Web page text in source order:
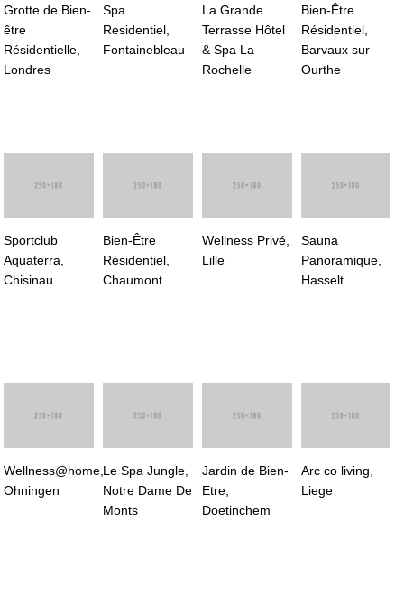
Grotte de Bien-
être
Résidentielle,
Londres
Spa
Residentiel,
Fontainebleau
La Grande
Terrasse Hôtel
& Spa La
Rochelle
Bien-Être
Résidentiel,
Barvaux sur
Ourthe
Sportclub
Aquaterra,
Chisinau
Bien-Être
Résidentiel,
Chaumont
Wellness Privé,
Lille
Sauna
Panoramique,
Hasselt
Wellness@home,
Ohningen
Le Spa Jungle,
Notre Dame De
Monts
Jardin de Bien-
Etre,
Doetinchem
Arc co living,
Liege